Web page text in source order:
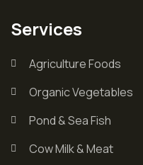
Services
Agriculture Foods
Organic Vegetables
Pond & Sea Fish
Cow Milk & Meat